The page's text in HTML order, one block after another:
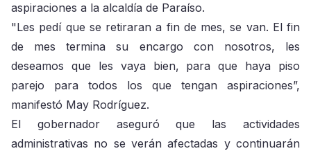
aspiraciones a la alcaldía de Paraíso.
"Les pedí que se retiraran a fin de mes, se van. El fin
de mes termina su encargo con nosotros, les
deseamos que les vaya bien, para que haya piso
parejo para todos los que tengan aspiraciones”,
manifestó May Rodríguez.
El gobernador aseguró que las actividades
administrativas no se verán afectadas y continuarán